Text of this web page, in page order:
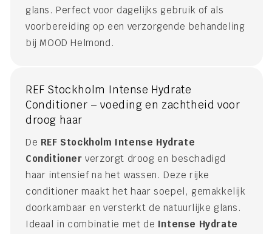
glans. Perfect voor dagelijks gebruik of als
voorbereiding op een verzorgende behandeling
bij MOOD Helmond.
REF Stockholm Intense Hydrate
Conditioner – voeding en zachtheid voor
droog haar
De REF Stockholm Intense Hydrate
Conditioner verzorgt droog en beschadigd
haar intensief na het wassen. Deze rijke
conditioner maakt het haar soepel, gemakkelijk
doorkambaar en versterkt de natuurlijke glans.
Ideaal in combinatie met de Intense Hydrate